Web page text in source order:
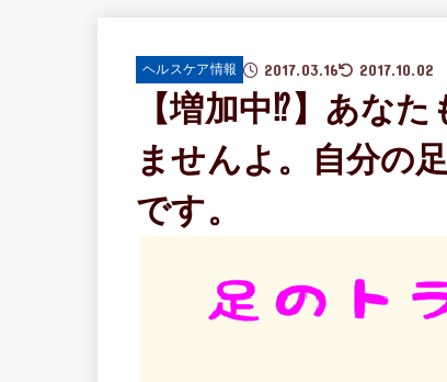
ヘルスケア情報 2017.03.16 2017.10.02
【増加中⁉︎】あな
ませんよ。自分の
です。